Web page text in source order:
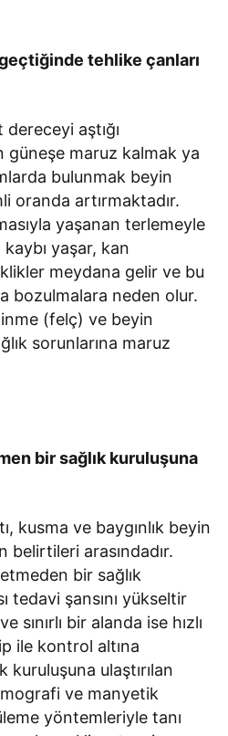
tehlike çanları
dereceyi aştığı
güneşe maruz kalmak ya
bulunmak beyin
oranda artırmaktadır.
yaşanan terlemeyle
yaşar, kan
meydana gelir ve bu
bozulmalara neden olur.
(felç) ve beyin
sorunlarına maruz
bir sağlık kuruluşuna
kusma ve baygınlık beyin
belirtileri arasındadır.
bir sağlık
tedavi şansını yükseltir
sınırlı bir alanda ise hızlı
ile kontrol altına
kuruluşuna ulaştırılan
ve manyetik
yöntemleriyle tanı